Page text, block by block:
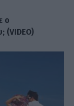
ο
(VIDEO)